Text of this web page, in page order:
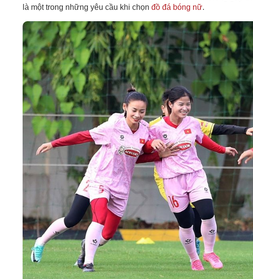
là một trong những yêu cầu khi chọn đồ đá bóng nữ.